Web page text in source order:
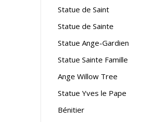
Statue de Saint
Statue de Sainte
Statue Ange-Gardien
Statue Sainte Famille
Ange Willow Tree
Statue Yves le Pape
Bénitier